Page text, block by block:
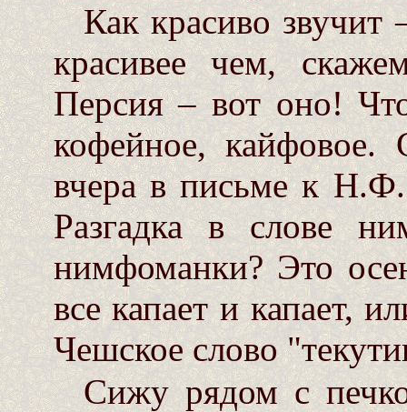
Как красиво звучит
красивее чем,
Персия – вот оно!
кофейное,
вчера в письме к
Разгадка в слове
нимфоманки? Это
все капает и капает,
Чешское слово
Сижу рядом с